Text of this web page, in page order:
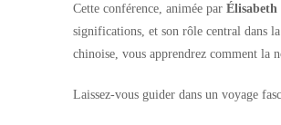
Cette conférence, animée parÉlisabeth
significations, et son rôle central dans
chinoise, vous apprendrez comment la
Laissez-vous guider dans un voyage